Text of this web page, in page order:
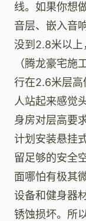
线。如果你想
音层、嵌入音
没到2.8米以上
（腾龙豪宅施
行在2.6米层高
人站起来感觉
身房对层高要
计划安装悬挂
留足够的安全
面哪怕有极其
设备和健身器
锈蚀损坏。所